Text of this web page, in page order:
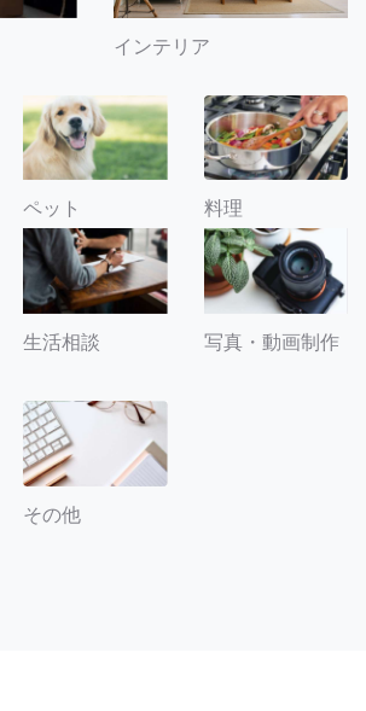
インテリア
ペット 料理
生活相談 写真・動画制作
その他